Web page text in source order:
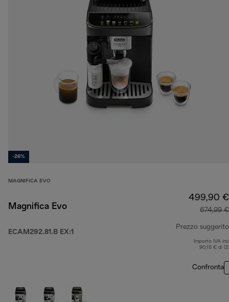
-26%
MAGNIFICA EVO
Magnifica Evo
ECAM292.81.B EX:1
499,90 €
674,99 €
Prezzo suggerito
Importo IVA
90,15 € di
Confronta